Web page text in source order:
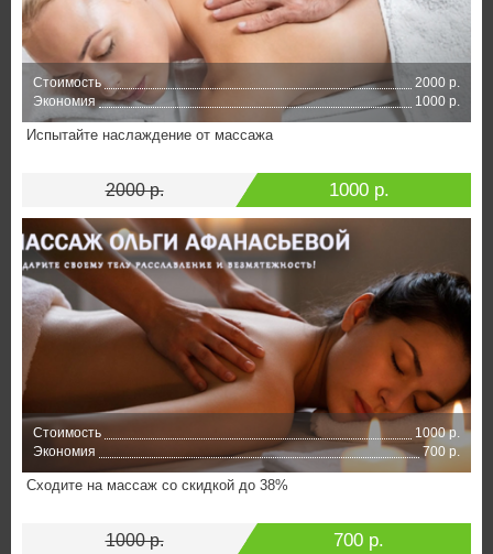
Стоимость
2000 р.
Экономия
1000 р.
Испытайте наслаждение от массажа
2000 р. 1000 р.
Стоимость
1000 р.
Экономия
700 р.
Сходите на массаж со скидкой до 38%
1000 р. 700 р.